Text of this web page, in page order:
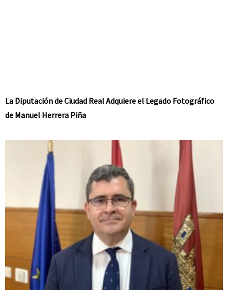
La Diputación de Ciudad Real Adquiere el Legado Fotográfico
de Manuel Herrera Piña